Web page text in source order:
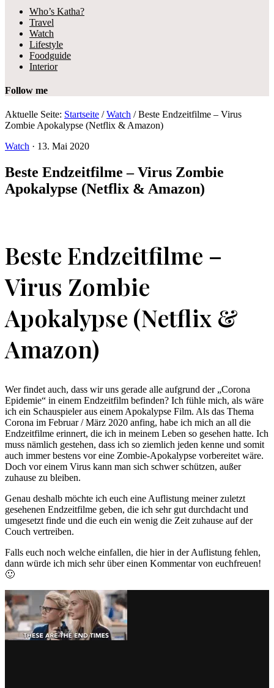
Who’s Katha?
Travel
Watch
Lifestyle
Foodguide
Interior
Follow me
Aktuelle Seite: Startseite / Watch /Beste Endzeitfilme – Virus
Zombie Apokalypse (Netflix & Amazon)
Watch · 13. Mai 2020
Beste Endzeitfilme – Virus Zombie
Apokalypse (Netflix & Amazon)
Beste Endzeitfilme –
Virus Zombie
Apokalypse (Netflix &
Amazon)
Wer findet auch, dass wir uns gerade alle aufgrund der „Corona
Epidemie“ in einem Endzeitfilm befinden? Ich fühle mich, als wäre
ich ein Schauspieler aus einem Apokalypse Film. Als das Thema
Corona im Februar / März 2020 anfing, habe ich mich an all die
Endzeitfilme erinnert, die ich in meinem Leben so gesehen hatte. Ich
muss nämlich gestehen, dass ich so ziemlich jeden kenne und somit
auch immer bestens vor eine Zombie-Apokalypse vorbereitet wäre.
Doch vor einem Virus kann man sich schwer schützen, außer
zuhause zu bleiben.
Genau deshalb möchte ich euch eine Auflistung meiner zuletzt
gesehenen Endzeitfilme geben, die ich sehr gut durchdacht und
umgesetzt finde und die euch ein wenig die Zeit zuhause auf der
Couch vertreiben.
Falls euch noch welche einfallen, die hier in der Auflistung fehlen,
dann würde ich mich sehr über einen Kommentar von euchfreuen!
🙂